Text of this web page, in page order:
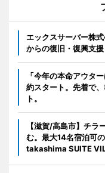
エックスサーバー株
からの復旧・復興支
「今年の本命アウタ
約スタート。先着で
ト。
【滋賀/高島市】チラ
む。最大14名宿泊可
takashima SUITE